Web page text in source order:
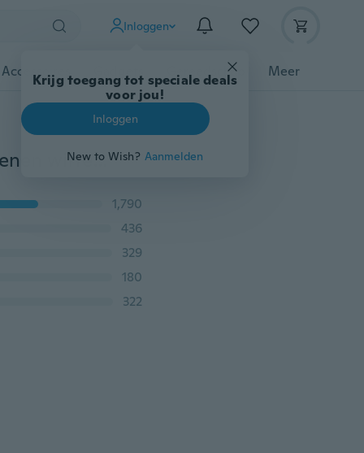
Inloggen
Krijg toegang tot speciale deals
voor jou!
Inloggen
New to Wish? Aanmelden
Gereedschap Meer
Nieuwe collectie 925 zilveren kroon natuurlijke edelstenen witte saffier geboortesteen bruid verloving meerlagige cirkelring
1,790
436
329
180
322